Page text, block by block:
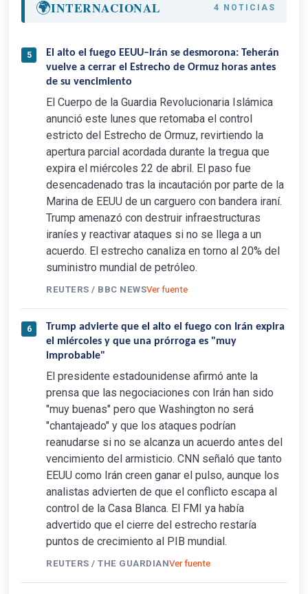
🌍INTERNACIONAL 4 NOTICIAS
5
El alto el fuego EEUU–Irán se desmorona: Teherán
vuelve a cerrar el Estrecho de Ormuz horas antes
de su vencimiento
El Cuerpo de la Guardia Revolucionaria Islámica
anunció este lunes que retomaba el control
estricto del Estrecho de Ormuz, revirtiendo la
apertura parcial acordada durante la tregua que
expira el miércoles 22 de abril. El paso fue
desencadenado tras la incautación por parte de la
Marina de EEUU de un carguero con bandera iraní.
Trump amenazó con destruir infraestructuras
iraníes y reactivar ataques si no se llega a un
acuerdo. El estrecho canaliza en torno al 20% del
suministro mundial de petróleo.
REUTERS / BBC NEWSVer fuente
6
Trump advierte que el alto el fuego con Irán expira
el miércoles y que una prórroga es "muy
improbable"
El presidente estadounidense afirmó ante la
prensa que las negociaciones con Irán han sido
"muy buenas" pero que Washington no será
"chantajeado" y que los ataques podrían
reanudarse si no se alcanza un acuerdo antes del
vencimiento del armisticio. CNN señaló que tanto
EEUU como Irán creen ganar el pulso, aunque los
analistas advierten de que el conflicto escapa al
control de la Casa Blanca. El FMI ya había
advertido que el cierre del estrecho restaría
puntos de crecimiento al PIB mundial.
REUTERS / THE GUARDIANVer fuente